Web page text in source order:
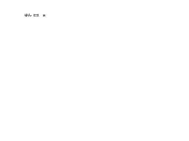
数量 *